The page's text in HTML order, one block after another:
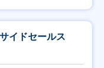
イドセールス